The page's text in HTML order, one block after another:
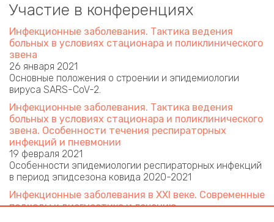
Участие в конференциях
Инфекционные заболевания. Тактика ведения
больных в условиях стационара и поликлинического
звена
26 января 2021
Основные положения о строении и эпидемиологии
вируса SARS-CoV-2.
Инфекционные заболевания. Тактика ведения
больных в условиях стационара и поликлинического
звена. Особенности течения респираторных
инфекций и пневмонии
19 февраля 2021
Особенности эпидемиологии респираторных инфекций
в период эпидсезона ковида 2020-2021
Инфекционные заболевания в ХХI веке. Современные
подходы к диагностике и лечению